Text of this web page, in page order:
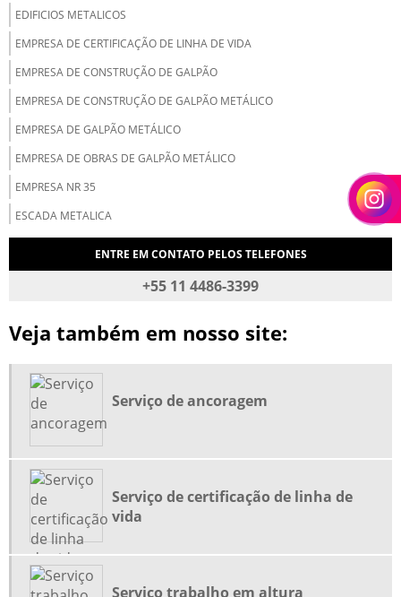
EDIFICIOS METALICOS
EMPRESA DE CERTIFICAÇÃO DE LINHA DE VIDA
EMPRESA DE CONSTRUÇÃO DE GALPÃO
EMPRESA DE CONSTRUÇÃO DE GALPÃO METÁLICO
EMPRESA DE GALPÃO METÁLICO
EMPRESA DE OBRAS DE GALPÃO METÁLICO
EMPRESA NR 35
ESCADA METALICA
ESTRUTURA METALICA PARA GALPOES
FABRICANTE DE GALPÃO METÁLICO
FABRICANTES DE ESCADAS METÁLICAS
GALPÃO COBERTURA METÁLICA
GALPÃO ESTRUTURA METÁLICA
GALPÃO ESTRUTURA METALICA PREÇO
GALPÃO FACIL
GALPAO METALICO
ENTRE EM CONTATO PELOS TELEFONES
+55 11 4486-3399
Veja também em nosso site:
Serviço de ancoragem
Serviço de certificação de linha de
vida
Serviço trabalho em altura